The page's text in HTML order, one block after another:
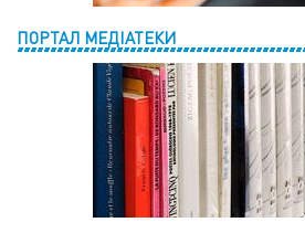
ПОРТАЛ МЕДІАТЕКИ